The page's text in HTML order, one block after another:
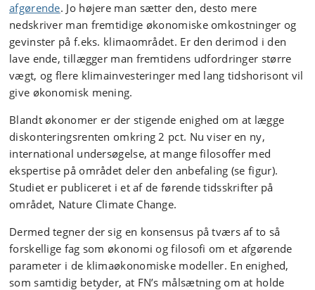
afgørende. Jo højere man sætter den, desto mere
nedskriver man fremtidige økonomiske omkostninger og
gevinster på f.eks. klimaområdet. Er den derimod i den
lave ende, tillægger man fremtidens udfordringer større
vægt, og flere klimainvesteringer med lang tidshorisont vil
give økonomisk mening.
Blandt økonomer er der stigende enighed om at lægge
diskonteringsrenten omkring 2 pct. Nu viser en ny,
international undersøgelse, at mange filosoffer med
ekspertise på området deler den anbefaling (se figur).
Studiet er publiceret i et af de førende tidsskrifter på
området, Nature Climate Change.
Dermed tegner der sig en konsensus på tværs af to så
forskellige fag som økonomi og filosofi om et afgørende
parameter i de klimaøkonomiske modeller. En enighed,
som samtidig betyder, at FN’s målsætning om at holde